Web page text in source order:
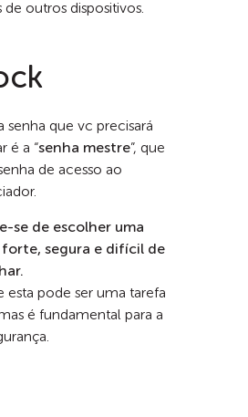
de outros dispositivos.
senha que vc precisará
é a “senha mestre”, que
de acesso ao
se de escolher uma
forte, segura e difícil de
esta pode ser uma tarefa
é fundamental para a